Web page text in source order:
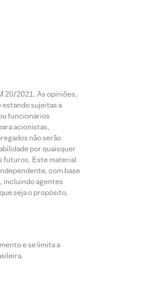
20/2021. As opiniões,
estando sujeitas a
funcionários
acionistas,
não serão
por quaisquer
futuros. Este material
com base
incluindo agentes
seja o propósito,
e se limita a